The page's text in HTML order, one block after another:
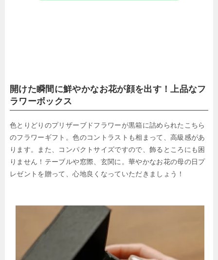
開けた瞬間に鮮やかなお花が顔を出す！上品なフ
ラワーボックス
色とりどりのプリザーブドフラワーが黒箱に詰められたこちら
のフラワーギフト。色のコントラストも相まって、高級感があ
ります。また、コンパクトサイズですので、飾るところにも困
りません！テーブルや窓際、玄関に。華やかなお花の母の日プ
レゼントを贈って、心地良くなっていただきましょう！